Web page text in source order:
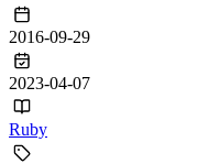
2016-09-29
2023-04-07
Ruby